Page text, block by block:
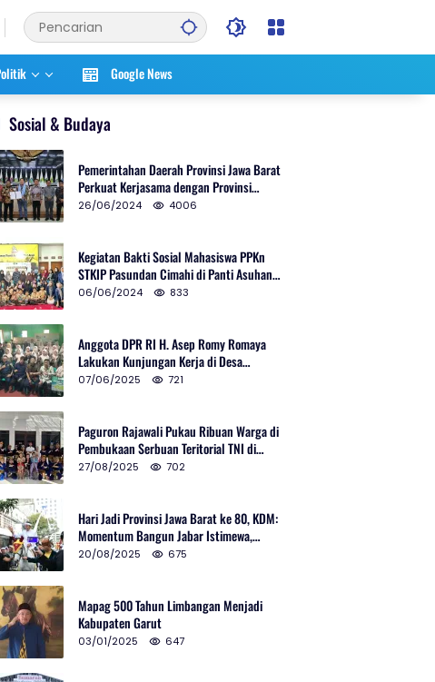
Google News
Sosial & Budaya
Pemerintahan Daerah Provinsi Jawa Barat
Perkuat Kerjasama dengan Provinsi
Chungcheongnam Do Korea Selatan
26/06/2024 4006
Kegiatan Bakti Sosial Mahasiswa PPKn
STKIP Pasundan Cimahi di Panti Asuhan
Ulul Azmi Kota Cimahi
06/06/2024 833
Anggota DPR RI H. Asep Romy Romaya
Lakukan Kunjungan Kerja di Desa
Patrolsari
07/06/2025 721
Paguron Rajawali Pukau Ribuan Warga di
Pembukaan Serbuan Teritorial TNI di
Cibatu
27/08/2025 702
Hari Jadi Provinsi Jawa Barat ke 80, KDM:
Momentum Bangun Jabar Istimewa,
Lembur di Urus Kota Ditata
20/08/2025 675
Mapag 500 Tahun Limbangan Menjadi
Kabupaten Garut
03/01/2025 647